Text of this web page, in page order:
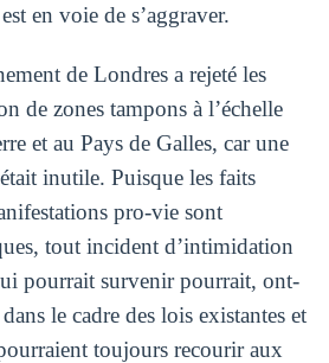
en voie de s’aggraver.
de Londres a rejeté les
de zones tampons à l’échelle
et au Pays de Galles, car une
inutile. Puisque les faits
pro-vie sont
tout incident d’intimidation
pourrait survenir pourrait, ont-
le cadre des lois existantes et
toujours recourir aux